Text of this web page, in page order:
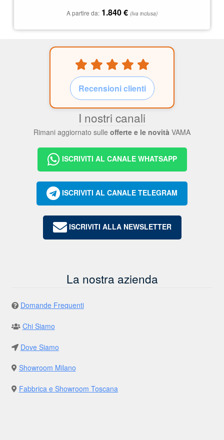
A partire da: 1.840€ (Iva inclusa)
Recensioni clienti
I nostri canali
Rimani aggiornato sulle offerte e le novità VAMA
ISCRIVITI AL CANALE WHATSAPP
ISCRIVITI AL CANALE TELEGRAM
ISCRIVITI ALLA NEWSLETTER
La nostra azienda
Domande Frequenti
Chi Siamo
Dove Siamo
Showroom Milano
Fabbrica e Showroom Toscana